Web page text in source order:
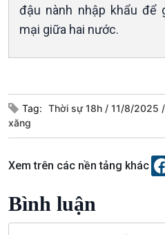
Văn hoá & Du lịch
Tin Văn hoá & Du lịch
Chát với người nổi tiếng
đậu nành nhập khẩu để
mại giữa hai nước.
Tag: Thời sự 18h 11/8/2025
xăng
Xem trên các nền tảng khác
Bình luận